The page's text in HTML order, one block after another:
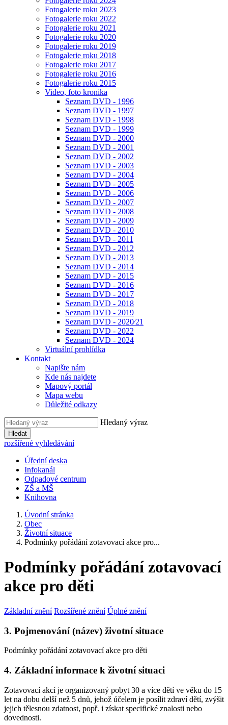
Fotogalerie roku 2023
Fotogalerie roku 2022
Fotogalerie roku 2021
Fotogalerie roku 2020
Fotogalerie roku 2019
Fotogalerie roku 2018
Fotogalerie roku 2017
Fotogalerie roku 2016
Fotogalerie roku 2015
Video, foto kronika
Seznam DVD - 1996
Seznam DVD - 1997
Seznam DVD - 1998
Seznam DVD - 1999
Seznam DVD - 2000
Seznam DVD - 2001
Seznam DVD - 2002
Seznam DVD - 2003
Seznam DVD - 2004
Seznam DVD - 2005
Seznam DVD - 2006
Seznam DVD - 2007
Seznam DVD - 2008
Seznam DVD - 2009
Seznam DVD - 2010
Seznam DVD - 2011
Seznam DVD - 2012
Seznam DVD - 2013
Seznam DVD - 2014
Seznam DVD - 2015
Seznam DVD - 2016
Seznam DVD - 2017
Seznam DVD - 2018
Seznam DVD - 2019
Seznam DVD - 2020⁄21
Seznam DVD - 2022
Seznam DVD - 2024
Virtuální prohlídka
Kontakt
Napište nám
Kde nás najdete
Mapový portál
Mapa webu
Důležité odkazy
Hledaný výraz
Hledat
rozšířené vyhledávání
Úřední deska
Infokanál
Odpadové centrum
ZŠ a MŠ
Knihovna
Úvodní stránka
Obec
Životní situace
Podmínky pořádání zotavovací akce pro...
Podmínky pořádání zotavovací
akce pro děti
Základní znění Rozšířené znění Úplné znění
3. Pojmenování (název) životní situace
Podmínky pořádání zotavovací akce pro děti
4. Základní informace k životní situaci
Zotavovací akcí je organizovaný pobyt 30 a více dětí ve věku do 15
let na dobu delší než 5 dnů, jehož účelem je posílit zdraví dětí, zvýšit
jejich tělesnou zdatnost, popř. i získat specifické znalosti nebo
dovednosti.